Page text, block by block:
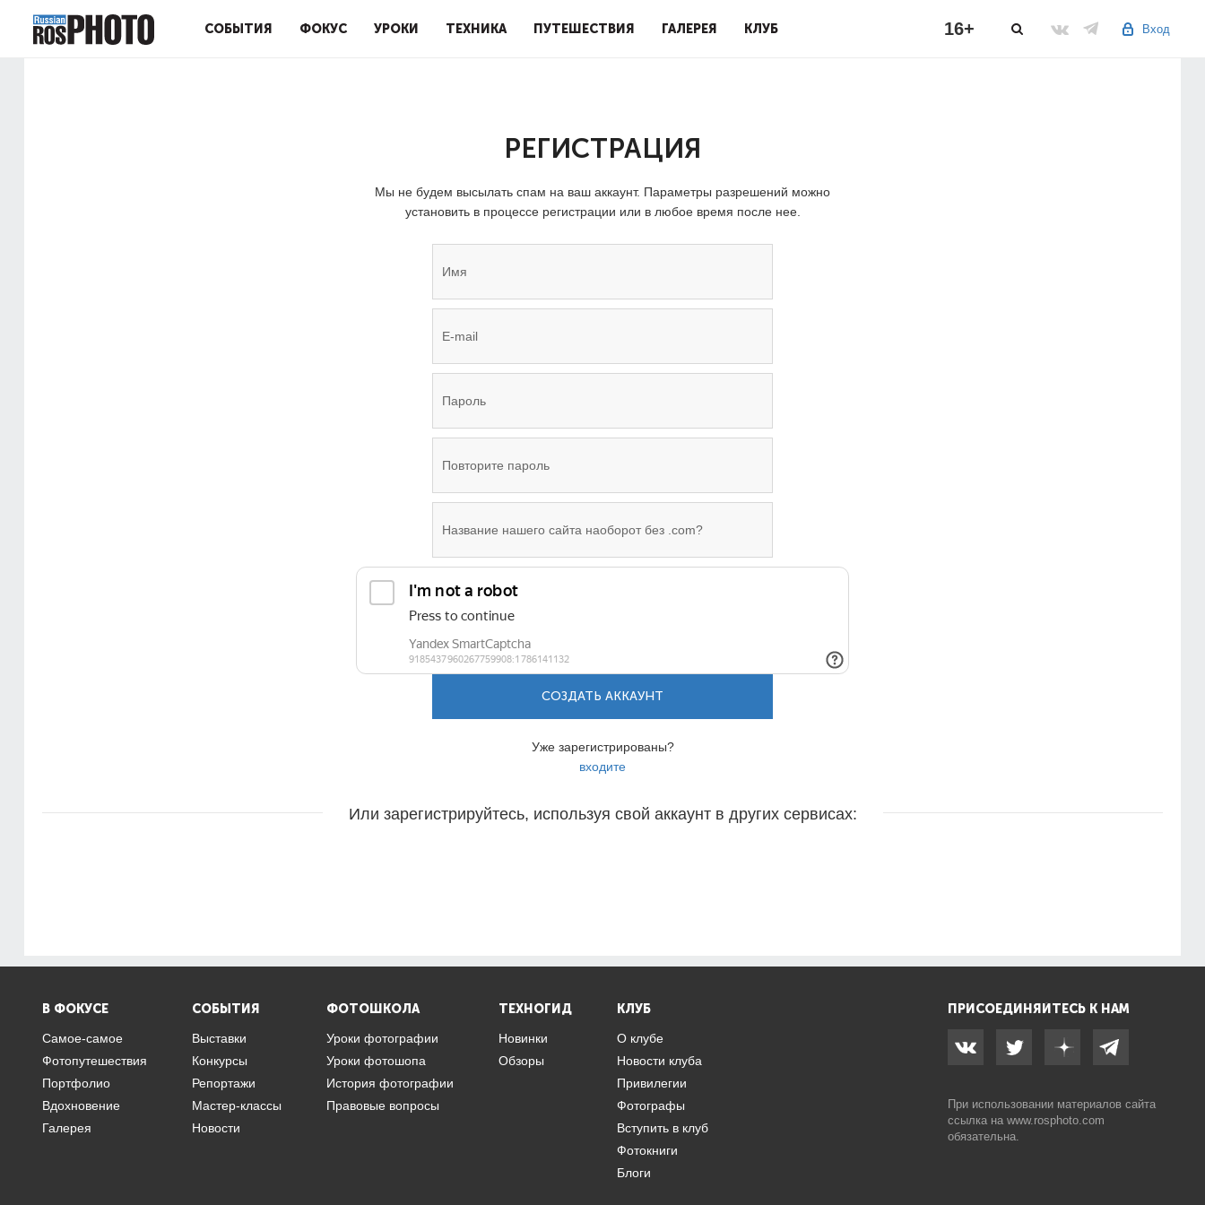
СОБЫТИЯ ФОКУС УРОКИ ТЕХНИКА ПУТЕШЕСТВИЯ ГАЛЕРЕЯ КЛУБ Вход
16+
РЕГИСТРАЦИЯ
Мы не будем высылать спам на ваш аккаунт. Параметры разрешений можно
установить в процессе регистрации или в любое время после нее.
СОЗДАТЬ АККАУНТ
Уже зарегистрированы?
входите
Или зарегистрируйтесь, используя свой аккаунт в других сервисах:
В ФОКУСЕ
Самое-самое
Фотопутешествия
Портфолио
Вдохновение
Галерея
СОБЫТИЯ
Выставки
Конкурсы
Репортажи
Мастер-классы
Новости
ФОТОШКОЛА
Уроки фотографии
Уроки фотошопа
История фотографии
Правовые вопросы
ТЕХНОГИД
Новинки
Обзоры
КЛУБ
О клубе
Новости клуба
Привилегии
Фотографы
Вступить в клуб
Фотокниги
Блоги
ПРИСОЕДИНЯЙТЕСЬ К НАМ
При использовании материалов сайта
ссылка на www.rosphoto.com
обязательна.